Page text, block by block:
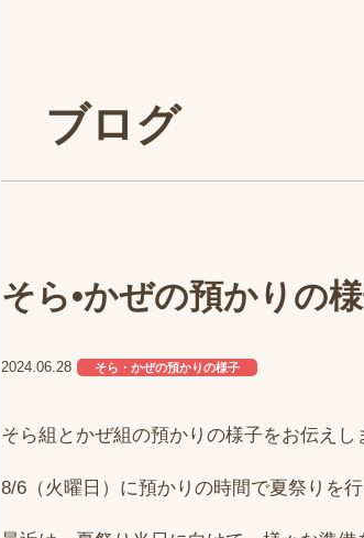
ブログ
そら•かぜの預かりの
2024.06.28 そら・かぜの預かりの様子
そら組とかぜ組の預かりの様子をお伝えし
8/6（火曜日）に預かりの時間で夏祭りを